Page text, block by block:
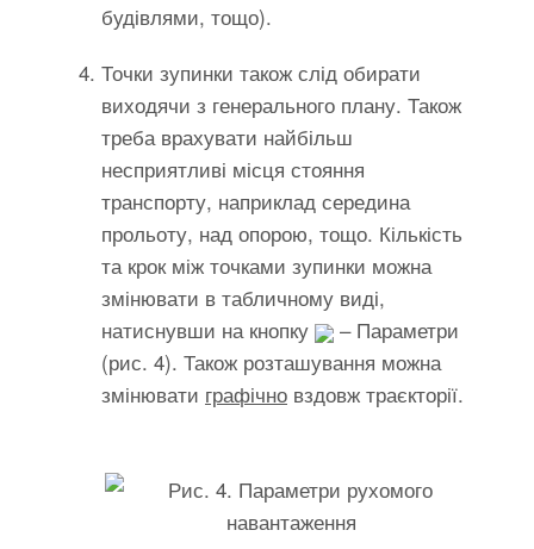
будівлями, тощо).
Точки зупинки також слід обирати
виходячи з генерального плану. Також
треба врахувати найбільш
несприятливі місця стояння
транспорту, наприклад середина
прольоту, над опорою, тощо. Кількість
та крок між точками зупинки можна
змінювати в табличному виді,
натиснувши на кнопку
– Параметри
(рис. 4). Також розташування можна
змінювати графічно вздовж траєкторії.